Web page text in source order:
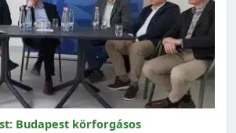
Budapest körforgásos